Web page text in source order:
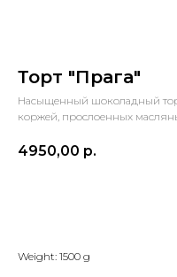
Торт "Прага"
Насыщенный шоколадный
коржей, прослоенных
4950,00 р.
Weight: 1500 g